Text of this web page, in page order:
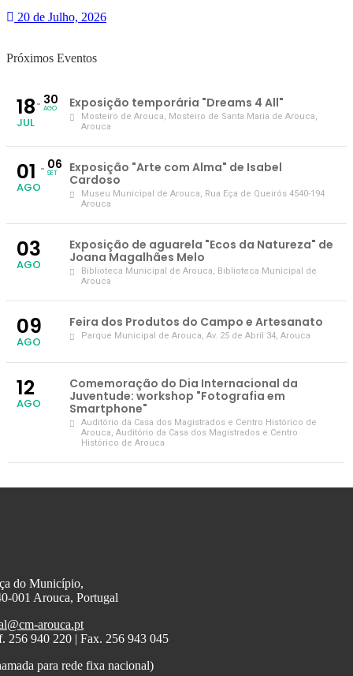
20 de Julho, 2026
Próximos Eventos
18
JUL
30
AGO Exposição temporária "Dreams 4 All"
Mosteiro de Arouca, Mosteiro de Santa Maria de Arouca,
Arouca
01
AGO
06
SET
Exposição "Arte com Alma" de Isabel
Cardoso
Museu Municipal de Arouca, Rua Eça de Queirós 4540-194
Arouca
03
AGO
Exposição de aguarela "Ecos da Natureza" de
Joana Magalhães Melo
Biblioteca Municipal de Arouca, Biblioteca Municipal de
Arouca
09
AGO
Feira dos Produtos do Campo e Artesanato
Parque Municipal de Arouca, Av. 25 de Abril 34, Arouca
12
AGO
Comemoração do Dia Internacional da
Juventude: workshop "Fotografia em
Smartphone"
Auditório da Casa dos Magistrados e Centro Histórico de
Arouca, Auditório da Casa dos Magistrados e Centro
Histórico de Arouca
do Município,
001 Arouca, Portugal
arouca.pt
256 940 220 | Fax. 256 943 045
para rede fixa nacional)